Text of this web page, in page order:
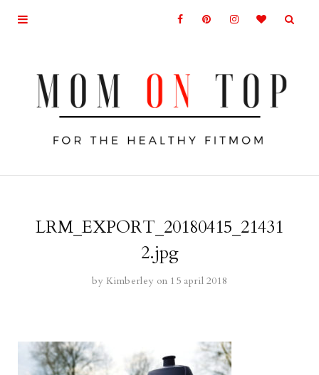
LRM_EXPORT_20180415_21431
2.jpg
by Kimberley on 15 april 2018